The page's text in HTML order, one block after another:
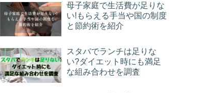
母子家庭で生活費が足りな
い!もらえる手当や国の制度
と節約術を紹介
スタバでランチは足りな
い?ダイエット時にも満足
な組み合わせを調査